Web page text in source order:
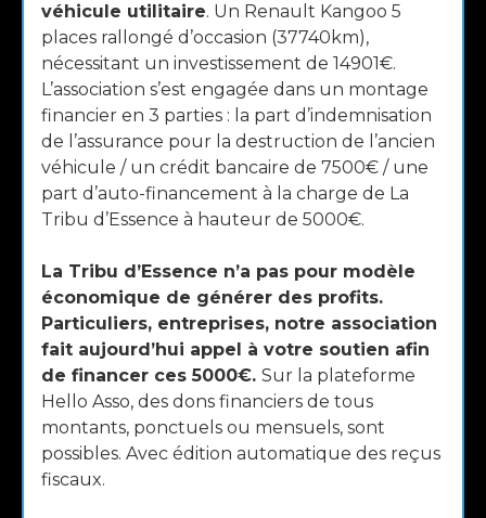
véhicule utilitaire. Un Renault Kangoo 5
places rallongé d’occasion (37740km),
nécessitant un investissement de 14901€.
L’association s’est engagée dans un montage
financier en 3 parties : la part d’indemnisation
de l’assurance pour la destruction de l’ancien
véhicule / un crédit bancaire de 7500€ / une
part d’auto-financement à la charge de La
Tribu d’Essence à hauteur de 5000€.
La Tribu d’Essence n’a pas pour modèle
économique de générer des profits.
Particuliers, entreprises, notre association
fait aujourd’hui appel à votre soutien afin
de financer ces 5000€. Sur la plateforme
Hello Asso, des dons financiers de tous
montants, ponctuels ou mensuels, sont
possibles. Avec édition automatique des reçus
fiscaux.